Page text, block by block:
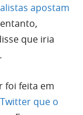
apostam
que iria
foi feita em
que o